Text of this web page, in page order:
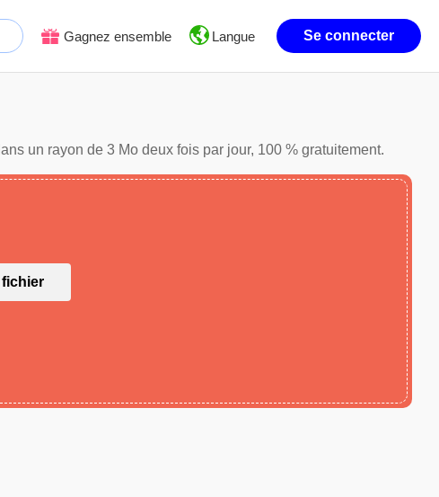
Gagnez ensemble Langue Se connecter
un rayon de 3 Mo deux fois par jour, 100 % gratuitement.